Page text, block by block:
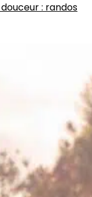
douceur : randos